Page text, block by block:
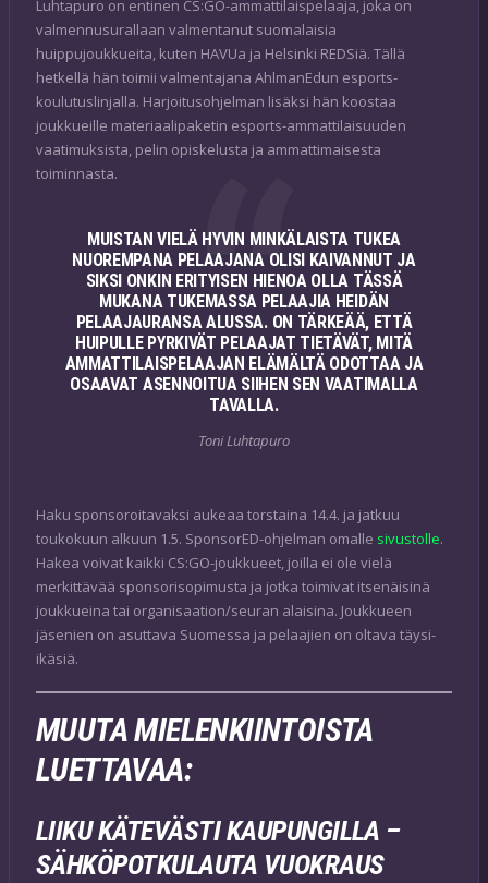
Luhtapuro on entinen CS:GO-ammattilaispelaaja, joka on
valmennusurallaan valmentanut suomalaisia
huippujoukkueita, kuten HAVUa ja Helsinki REDSiä. Tällä
hetkellä hän toimii valmentajana AhlmanEdun esports-
koulutuslinjalla. Harjoitusohjelman lisäksi hän koostaa
joukkueille materiaalipaketin esports-ammattilaisuuden
vaatimuksista, pelin opiskelusta ja ammattimaisesta
toiminnasta.
MUISTAN VIELÄ HYVIN MINKÄLAISTA TUKEA
NUOREMPANA PELAAJANA OLISI KAIVANNUT JA
SIKSI ONKIN ERITYISEN HIENOA OLLA TÄSSÄ
MUKANA TUKEMASSA PELAAJIA HEIDÄN
PELAAJAURANSA ALUSSA. ON TÄRKEÄÄ, ETTÄ
HUIPULLE PYRKIVÄT PELAAJAT TIETÄVÄT, MITÄ
AMMATTILAISPELAAJAN ELÄMÄLTÄ ODOTTAA JA
OSAAVAT ASENNOITUA SIIHEN SEN VAATIMALLA
TAVALLA.
Toni Luhtapuro
Haku sponsoroitavaksi aukeaa torstaina 14.4. ja jatkuu
toukokuun alkuun 1.5. SponsorED-ohjelman omalle sivustolle.
Hakea voivat kaikki CS:GO-joukkueet, joilla ei ole vielä
merkittävää sponsorisopimusta ja jotka toimivat itsenäisinä
joukkueina tai organisaation/seuran alaisina. Joukkueen
jäsenien on asuttava Suomessa ja pelaajien on oltava täysi-
ikäsiä.
MUUTA MIELENKIINTOISTA
LUETTAVAA:
LIIKU KÄTEVÄSTI KAUPUNGILLA –
SÄHKÖPOTKULAUTA VUOKRAUS